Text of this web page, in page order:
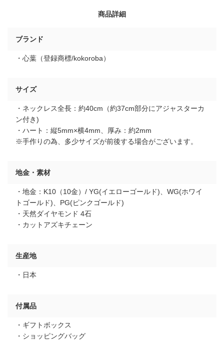
商品詳細
ブランド
・心葉（登録商標/kokoroba）
サイズ
・ネックレス全長：約40cm（約37cm部分にアジャスターカ
ン付き)
・ハート：縦5mm×横4mm、厚み：約2mm
※手作りの為、多少サイズが前後する場合がございます。
地金・素材
・地金：K10（10金）/ YG(イエローゴールド)、WG(ホワイ
トゴールド)、PG(ピンクゴールド)
・天然ダイヤモンド 4石
・カットアズキチェーン
生産地
・日本
付属品
・ギフトボックス
・ショッピングバッグ